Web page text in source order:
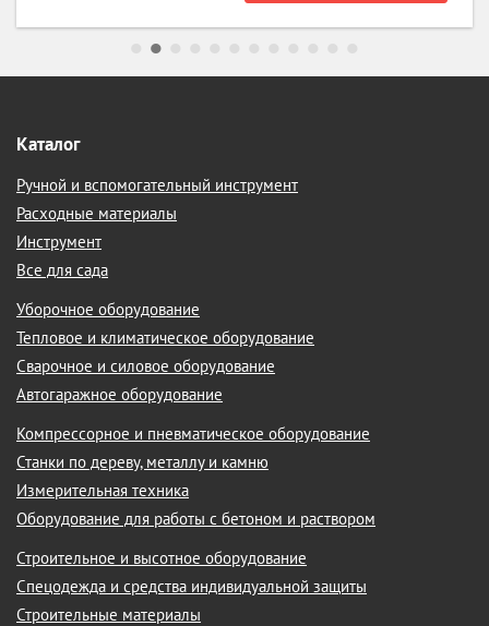
Каталог
Ручной и вспомогательный инструмент
Расходные материалы
Инструмент
Все для сада
Уборочное оборудование
Тепловое и климатическое оборудование
Сварочное и силовое оборудование
Автогаражное оборудование
Компрессорное и пневматическое оборудование
Станки по дереву, металлу и камню
Измерительная техника
Оборудование для работы с бетоном и раствором
Строительное и высотное оборудование
Спецодежда и средства индивидуальной защиты
Строительные материалы